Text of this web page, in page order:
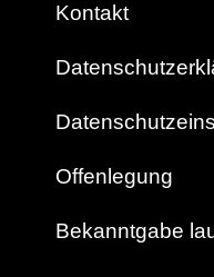
Kontakt
Offenlegung
Bekanntgabe